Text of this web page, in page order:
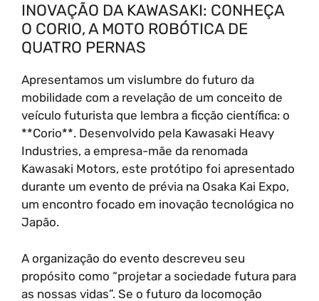
INOVAÇÃO DA KAWASAKI: CONHEÇA
O CORIO, A MOTO ROBÓTICA DE
QUATRO PERNAS
Apresentamos um vislumbre do futuro da
mobilidade com a revelação de um conceito de
veículo futurista que lembra a ficção científica: o
**Corio**. Desenvolvido pela Kawasaki Heavy
Industries, a empresa-mãe da renomada
Kawasaki Motors, este protótipo foi apresentado
durante um evento de prévia na Osaka Kai Expo,
um encontro focado em inovação tecnológica no
Japão.
A organização do evento descreveu seu
propósito como “projetar a sociedade futura para
as nossas vidas”. Se o futuro da locomoção